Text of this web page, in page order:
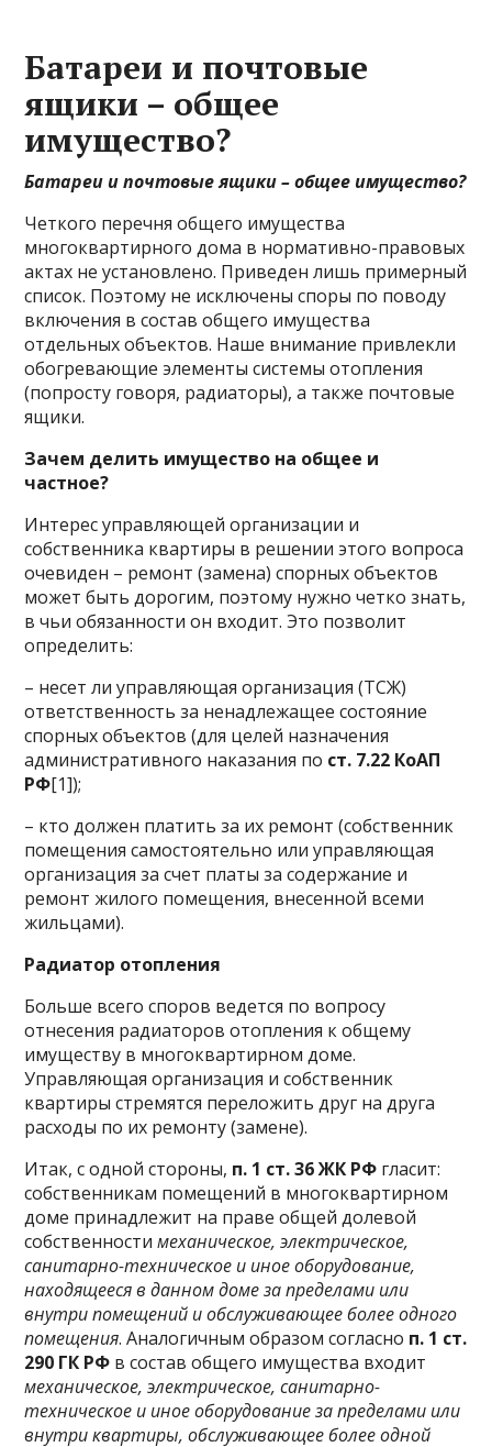
Батареи и почтовые
ящики – общее
имущество?
Батареи и почтовые ящики – общее имущество?
Четкого перечня общего имущества
многоквартирного дома в нормативно-правовых
актах не установлено. Приведен лишь примерный
список. Поэтому не исключены споры по поводу
включения в состав общего имущества
отдельных объектов. Наше внимание привлекли
обогревающие элементы системы отопления
(попросту говоря, радиаторы), а также почтовые
ящики.
Зачем делить имущество на общее и
частное?
Интерес управляющей организации и
собственника квартиры в решении этого вопроса
очевиден – ремонт (замена) спорных объектов
может быть дорогим, поэтому нужно четко знать,
в чьи обязанности он входит. Это позволит
определить:
– несет ли управляющая организация (ТСЖ)
ответственность за ненадлежащее состояние
спорных объектов (для целей назначения
административного наказания по ст. 7.22 КоАП
РФ[1]);
– кто должен платить за их ремонт (собственник
помещения самостоятельно или управляющая
организация за счет платы за содержание и
ремонт жилого помещения, внесенной всеми
жильцами).
Радиатор отопления
Больше всего споров ведется по вопросу
отнесения радиаторов отопления к общему
имуществу в многоквартирном доме.
Управляющая организация и собственник
квартиры стремятся переложить друг на друга
расходы по их ремонту (замене).
Итак, с одной стороны, п. 1 ст. 36 ЖК РФ гласит:
собственникам помещений в многоквартирном
доме принадлежит на праве общей долевой
собственностимеханическое, электрическое,
санитарно-техническое и иное оборудование,
находящееся в данном доме за пределами или
внутри помещений и обслуживающее более одного
помещения. Аналогичным образом согласно п. 1 ст.
290 ГК РФ в состав общего имущества входит
механическое, электрическое, санитарно-
техническое и иное оборудование за пределами или
внутри квартиры, обслуживающее более одной